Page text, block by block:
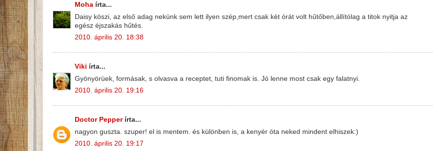
Moha írta...
Daisy köszi, az első adag nekünk sem lett ilyen szép,mert csak két órát volt hűtőben,állítólag a titok nyitja az
egész éjszakás hűtés.
2010. április 20. 18:38
Viki írta...
Gyönyörüek, formásak, s olvasva a receptet, tuti finomak is. Jó lenne most csak egy falatnyi.
2010. április 20. 19:16
Doctor Pepperírta...
nagyon guszta. szuper! el is mentem. és különben is, a kenyér óta neked mindent elhiszek:)
2010. április 20. 19:17